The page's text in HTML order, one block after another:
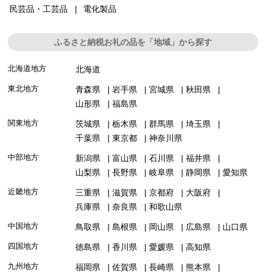
民芸品・工芸品
電化製品
ふるさと納税お礼の品を「地域」から探す
北海道地方 北海道
東北地方 青森県 岩手県 宮城県
秋田県
山形県
福島県
関東地方 茨城県 栃木県 群馬県
埼玉県
千葉県
東京都 神奈川県
中部地方 新潟県 富山県 石川県
福井県
山梨県
長野県 岐阜県 静岡県 愛知県
近畿地方 三重県 滋賀県 京都府
大阪府
兵庫県
奈良県 和歌山県
中国地方 鳥取県 島根県 岡山県 広島県 山口県
四国地方 徳島県 香川県 愛媛県 高知県
九州地方 福岡県 佐賀県 長崎県
熊本県